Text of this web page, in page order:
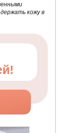
кожу в